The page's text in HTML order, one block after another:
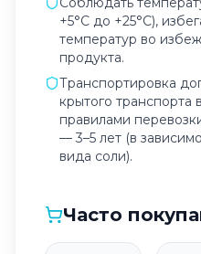
+5°C до +25°C),
температур во
продукта.
Транспортировка
крытого транспорта
правилами
— 3–5 лет (в
вида соли).
Часто